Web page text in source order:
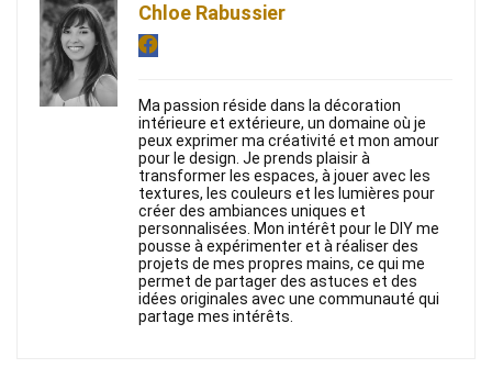
Chloe Rabussier
Ma passion réside dans la décoration
intérieure et extérieure, un domaine où je
peux exprimer ma créativité et mon amour
pour le design. Je prends plaisir à
transformer les espaces, à jouer avec les
textures, les couleurs et les lumières pour
créer des ambiances uniques et
personnalisées. Mon intérêt pour le DIY me
pousse à expérimenter et à réaliser des
projets de mes propres mains, ce qui me
permet de partager des astuces et des
idées originales avec une communauté qui
partage mes intérêts.